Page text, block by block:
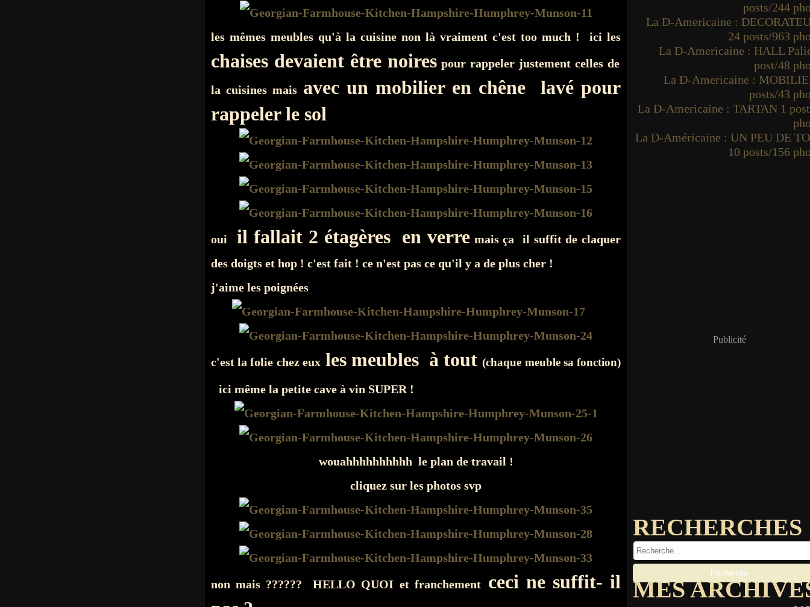
les mêmes meubles qu'à la cuisine non là vraiment c'est too much ! ici les
chaises devaient être noires pour rappeler justement celles de
la cuisines mais avec un mobilier en chêne lavé pour
rappeler le sol
oui il fallait 2 étagères en verremais ça il suffit de claquer
des doigts et hop ! c'est fait ! ce n'est pas ce qu'il y a de plus cher !
j'aime les poignées
c'est la folie chez euxles meubles à tout(chaque meuble sa fonction)
ici même la petite cave à vin SUPER !
wouahhhhhhhhhh le plan de travail !
cliquez sur les photos svp
non mais ?????? HELLO QUOI et franchementceci ne suffit- il
posts/244
La D-Americaine :
24 posts/963
La D-Americaine : HALL
post/48
La D-Americaine :
posts/43
La D-Americaine : TARTAN 1
La D-Américaine : UN PEU DE
10 posts/156
Publicité
RECHERCHES
MES